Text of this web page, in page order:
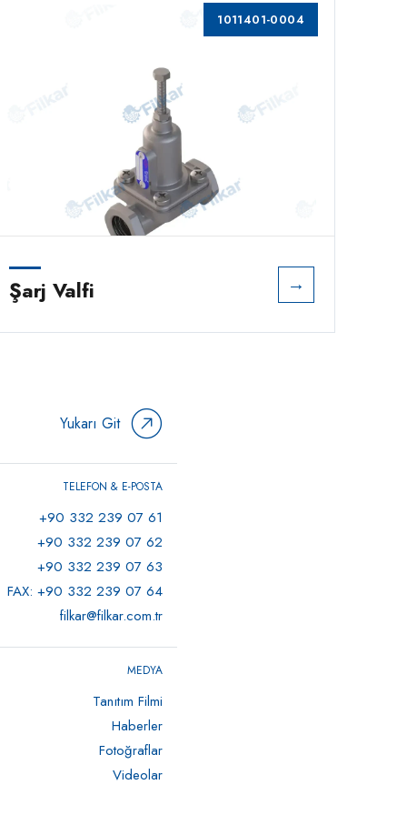
1011401-0004
Şarj Valfi →
Yukarı Git
TELEFON & E-POSTA
+90 332 239 07 61
+90 332 239 07 62
+90 332 239 07 63
FAX: +90 332 239 07 64
filkar@filkar.com.tr
MEDYA
Tanıtım Filmi
Haberler
Fotoğraflar
Videolar